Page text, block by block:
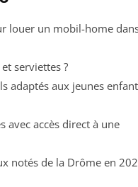
louer un mobil-home
serviettes ?
adaptés aux jeunes
avec accès direct à une
notés de la Drôme en